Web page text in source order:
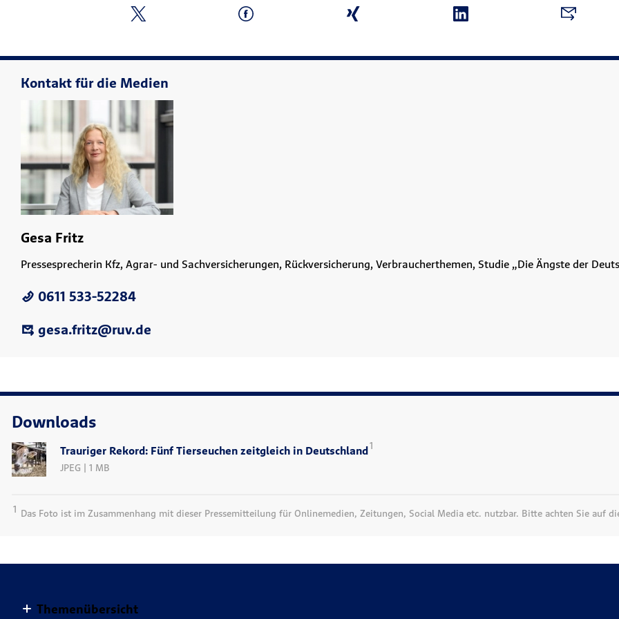
Kontakt für die Medien
Gesa Fritz
Pressesprecherin Kfz, Agrar- und Sachversicherungen, Rückversicherung, Verbraucherthemen, Studie „Die Ängste der
0611 533-52284
gesa.fritz@ruv.de
Downloads
Trauriger Rekord: Fünf Tierseuchen zeitgleich in Deutschland1
JPEG | 1 MB
1 Das Foto ist im Zusammenhang mit dieser Pressemitteilung für Onlinemedien, Zeitungen, Social Media etc. nutzbar. Bitte achten Sie auf
Themenübersicht